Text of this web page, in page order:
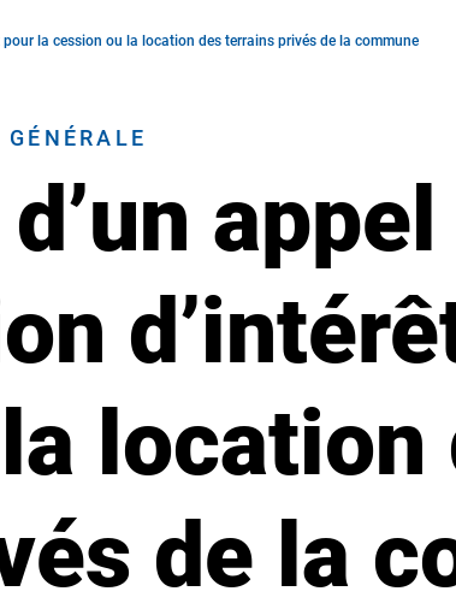
la cession ou la location des terrains privés de la commune
appel
location
de la